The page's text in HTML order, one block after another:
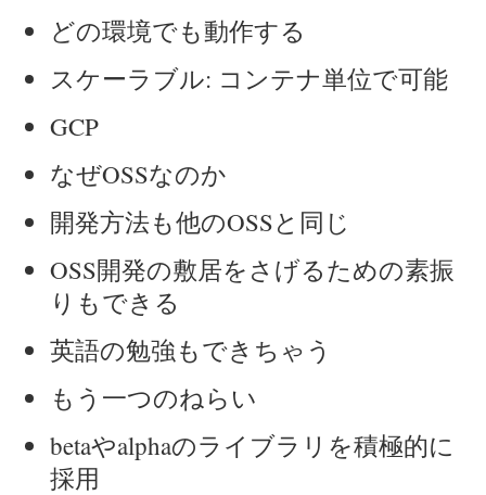
どの環境でも動作する
スケーラブル: コンテナ単位で可能
GCP
なぜOSSなのか
開発方法も他のOSSと同じ
OSS開発の敷居をさげるための素振
りもできる
英語の勉強もできちゃう
もう一つのねらい
betaやalphaのライブラリを積極的に
採用